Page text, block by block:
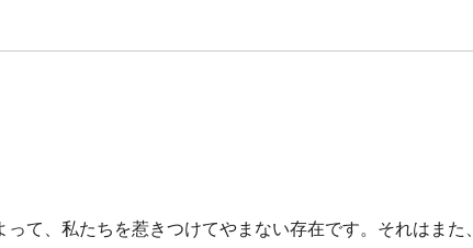
て、私たちを惹きつけてやまない存在です。それはま